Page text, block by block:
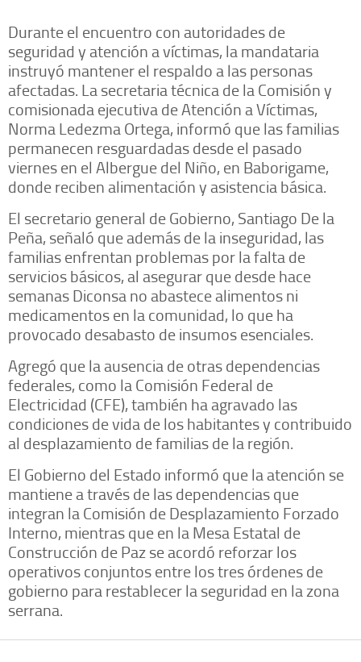
Durante el encuentro con autoridades de
seguridad y atención a víctimas, la mandataria
instruyó mantener el respaldo a las personas
afectadas. La secretaria técnica de la Comisión y
comisionada ejecutiva de Atención a Víctimas,
Norma Ledezma Ortega, informó que las familias
permanecen resguardadas desde el pasado
viernes en el Albergue del Niño, en Baborigame,
donde reciben alimentación y asistencia básica.
El secretario general de Gobierno, Santiago De la
Peña, señaló que además de la inseguridad, las
familias enfrentan problemas por la falta de
servicios básicos, al asegurar que desde hace
semanas Diconsa no abastece alimentos ni
medicamentos en la comunidad, lo que ha
provocado desabasto de insumos esenciales.
Agregó que la ausencia de otras dependencias
federales, como la Comisión Federal de
Electricidad (CFE), también ha agravado las
condiciones de vida de los habitantes y contribuido
al desplazamiento de familias de la región.
El Gobierno del Estado informó que la atención se
mantiene a través de las dependencias que
integran la Comisión de Desplazamiento Forzado
Interno, mientras que en la Mesa Estatal de
Construcción de Paz se acordó reforzar los
operativos conjuntos entre los tres órdenes de
gobierno para restablecer la seguridad en la zona
serrana.